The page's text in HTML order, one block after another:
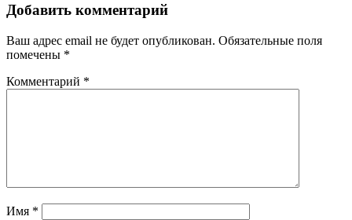
Добавить комментарий
Ваш адрес email не будет опубликован. Обязательные поля
помечены *
Комментарий *
Имя *